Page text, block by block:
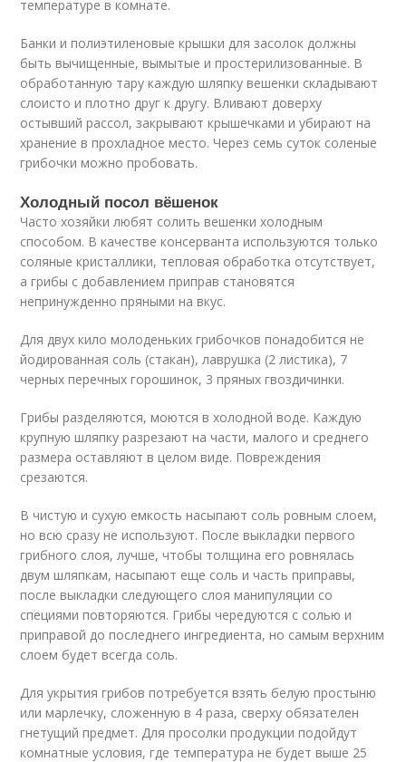
температуре в комнате.
Банки и полиэтиленовые крышки для засолок должны
быть вычищенные, вымытые и простерилизованные. В
обработанную тару каждую шляпку вешенки складывают
слоисто и плотно друг к другу. Вливают доверху
остывший рассол, закрывают крышечками и убирают на
хранение в прохладное место. Через семь суток соленые
грибочки можно пробовать.
Холодный посол вёшенок
Часто хозяйки любят солить вешенки холодным
способом. В качестве консерванта используются только
соляные кристаллики, тепловая обработка отсутствует,
а грибы с добавлением приправ становятся
непринужденно пряными на вкус.
Для двух кило молоденьких грибочков понадобится не
йодированная соль (стакан), лаврушка (2 листика), 7
черных перечных горошинок, 3 пряных гвоздичинки.
Грибы разделяются, моются в холодной воде. Каждую
крупную шляпку разрезают на части, малого и среднего
размера оставляют в целом виде. Повреждения
срезаются.
В чистую и сухую емкость насыпают соль ровным слоем,
но всю сразу не используют. После выкладки первого
грибного слоя, лучше, чтобы толщина его ровнялась
двум шляпкам, насыпают еще соль и часть приправы,
после выкладки следующего слоя манипуляции со
специями повторяются. Грибы чередуются с солью и
приправой до последнего ингредиента, но самым верхним
слоем будет всегда соль.
Для укрытия грибов потребуется взять белую простыню
или марлечку, сложенную в 4 раза, сверху обязателен
гнетущий предмет. Для просолки продукции подойдут
комнатные условия, где температура не будет выше 25